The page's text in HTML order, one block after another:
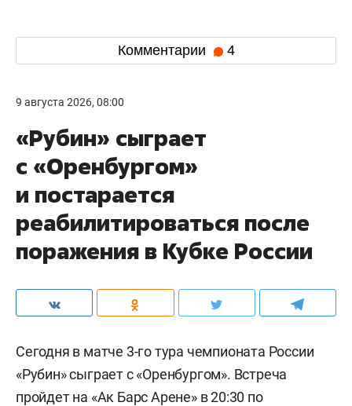
Комментарии 4
9 августа 2026, 08:00
«Рубин» сыграет
с «Оренбургом»
и постарается
реабилитироваться после
поражения в Кубке России
Сегодня в матче 3-го тура чемпионата России
«Рубин» сыграет с «Оренбургом». Встреча
пройдет на «Ак Барс Арене» в 20:30 по